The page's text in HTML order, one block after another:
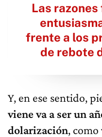
Las
frente a los
de rebote
Y, en ese sentido,
viene va a ser un
dolarización, como